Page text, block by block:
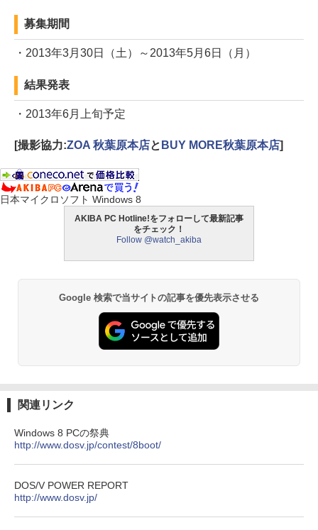
募集期間
・2013年3月30日（土）～2013年5月6日（月）
結果発表
・2013年6月上旬予定
[撮影協力:ZOA 秋葉原本店と BUY MORE秋葉原本店]
日本マイクロソフト Windows 8
AKIBA PC Hotline!をフォローして最新記事
をチェック！
Follow @watch_akiba
Google 検索で当サイトの記事を優先表示させる
関連リンク
Windows 8 PCの祭典
http://www.dosv.jp/contest/8boot/
DOS/V POWER REPORT
http://www.dosv.jp/